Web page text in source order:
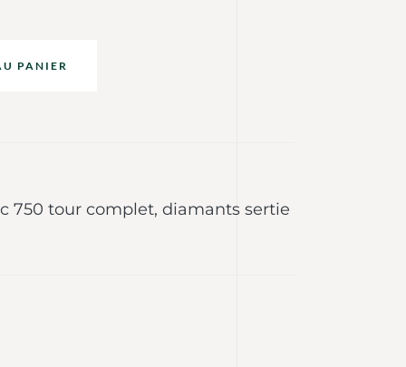
PANIER
750 tour complet, diamants sertie